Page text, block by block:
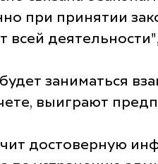
при принятии
всей
заниматься
выиграют
достоверную